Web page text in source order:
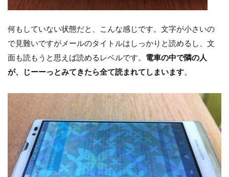
何もしていない状態だと、こんな感じです。文字が小さいの
で見難いですがメールのタイトルはしっかりと読めるし、文
面も読もうと思えば読めるレベルです。 電車の中で隣の人
が、じーーっとみてきたら全て読まれてしまいます。